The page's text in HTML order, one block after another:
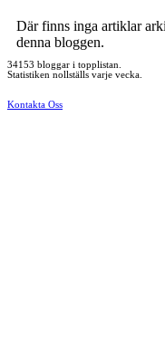
Där finns inga artiklar
denna bloggen.
34153 bloggar i topplistan.
Statistiken nollställs varje vecka.
Kontakta Oss